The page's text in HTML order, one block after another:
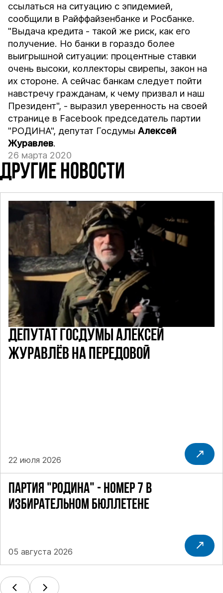
ссылаться на ситуацию с эпидемией,
сообщили в Райффайзенбанке и Росбанке.
"Выдача кредита - такой же риск, как его
получение. Но банки в гораздо более
выигрышной ситуации: процентные ставки
очень высоки, коллекторы свирепы, закон на
их стороне. А сейчас банкам следует пойти
навстречу гражданам, к чему призвал и наш
Президент", - выразил уверенность на своей
странице в Facebook председатель партии
"РОДИНА", депутат ГосдумыАлексей
Журавлев.
26 марта 2020
ДРУГИЕ НОВОСТИ
ПАРТИЯ "РОДИНА" - НОМЕР 7 В
ИЗБИРАТЕЛЬНОМ БЮЛЛЕТЕНЕ
05 августа 2026
ДЕПУТАТ ГОСДУМЫ АЛЕКСЕЙ
ЖУРАВЛЁВ НА ПЕРЕДОВОЙ
22 июля 2026